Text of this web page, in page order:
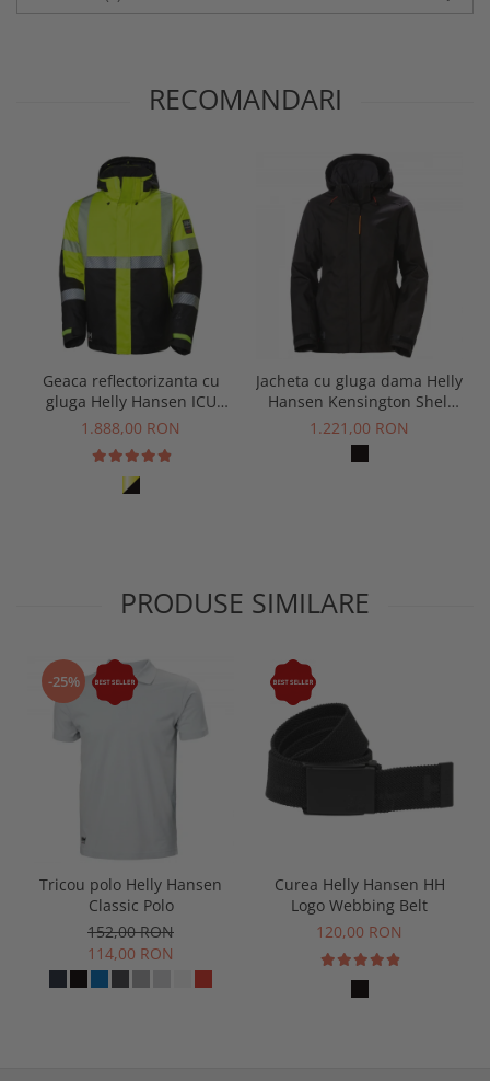
RECOMANDARI
Geaca reflectorizanta cu
gluga Helly Hansen ICU
Winter Jacket CL3
1.888,00 RON
Jacheta cu gluga dama Helly
Hansen Kensington Shell
Jacket
1.221,00 RON
PRODUSE SIMILARE
-25%
Tricou polo Helly Hansen
Classic Polo
152,00 RON
114,00 RON
Curea Helly Hansen HH
Logo Webbing Belt
120,00 RON